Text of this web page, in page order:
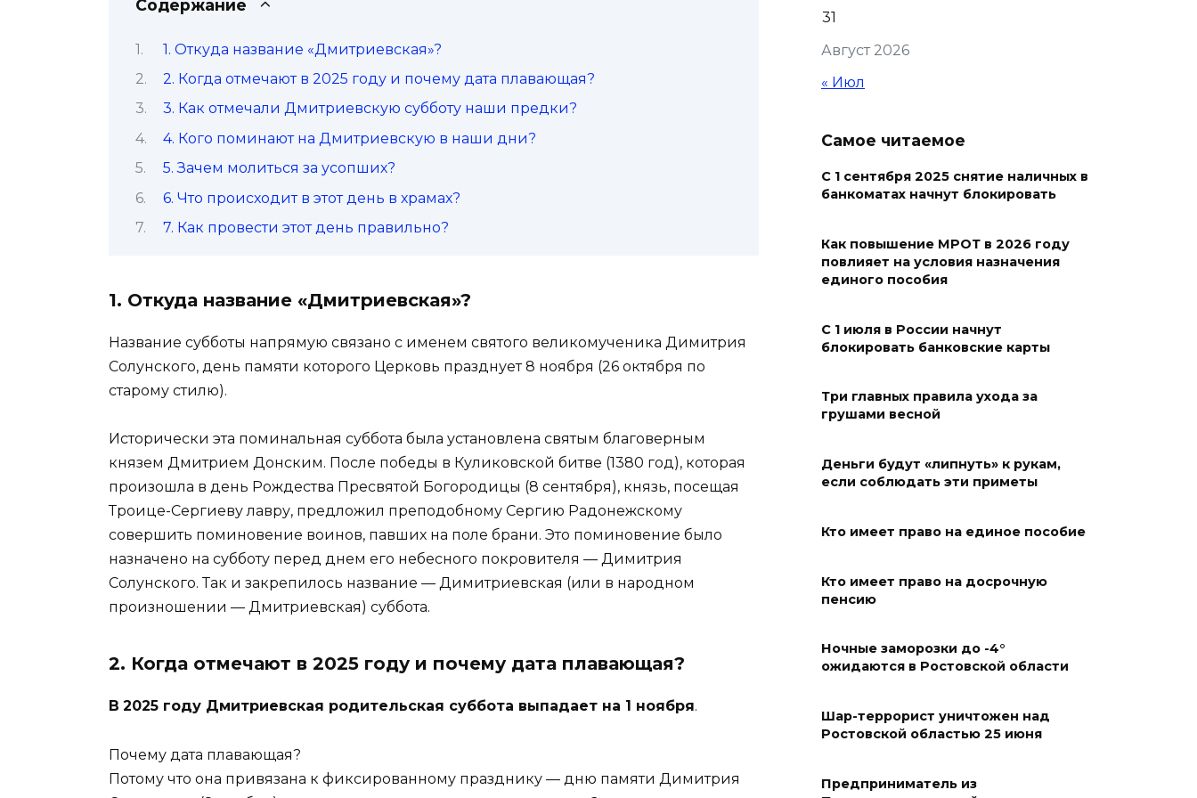
Содержание
1. Откуда название «Дмитриевская»?
2. Когда отмечают в 2025 году и почему дата плавающая?
3. Как отмечали Дмитриевскую субботу наши предки?
4. Кого поминают на Дмитриевскую в наши дни?
5. Зачем молиться за усопших?
6. Что происходит в этот день в храмах?
7. Как провести этот день правильно?
1. Откуда название «Дмитриевская»?
Название субботы напрямую связано с именем святого великомученика Димитрия
Солунского, день памяти которого Церковь празднует 8 ноября (26 октября по
старому стилю).
Исторически эта поминальная суббота была установлена святым благоверным
князем Дмитрием Донским. После победы в Куликовской битве (1380 год), которая
произошла в день Рождества Пресвятой Богородицы (8 сентября), князь, посещая
Троице-Сергиеву лавру, предложил преподобному Сергию Радонежскому
совершить поминовение воинов, павших на поле брани. Это поминовение было
назначено на субботу перед днем его небесного покровителя — Димитрия
Солунского. Так и закрепилось название — Димитриевская (или в народном
произношении — Дмитриевская) суббота.
2. Когда отмечают в 2025 году и почему дата плавающая?
В 2025 году Дмитриевская родительская суббота выпадает на 1 ноября.
Почему дата плавающая?
Потому что она привязана к фиксированному празднику — дню памяти Димитрия
праздником и вручил
кирпичей
весям»
06 августа 2026 18:29
06 августа 2026 18:27
Андрей Фатеев: Театр Чехова
в Таганроге откроет 200-й
в сентябре 2027 года
06 августа 2026 18:27
Наблюдатели готовятся к
06 августа 2026 18:25
Материальная помощь
пострадавшим при атаке
06 августа 2026 17:11
матпомощь семьям, у которых
Август 2026
31
« Июл
Самое читаемое
С 1 сентября 2025 снятие наличных в
банкоматах начнут блокировать
Как повышение МРОТ в 2026 году
повлияет на условия назначения
единого пособия
С 1 июля в России начнут
блокировать банковские карты
Три главных правила ухода за
грушами весной
Деньги будут «липнуть» к рукам,
если соблюдать эти приметы
Кто имеет право на единое пособие
Кто имеет право на досрочную
пенсию
Ночные заморозки до -4°
ожидаются в Ростовской области
Шар-террорист уничтожен над
Ростовской областью 25 июня
Предприниматель из